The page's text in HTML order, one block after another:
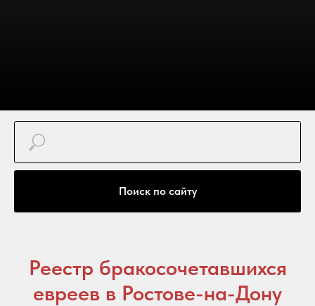
Поиск по сайту
Реестр бракосочетавшихся
евреев в Ростове-на-Дону